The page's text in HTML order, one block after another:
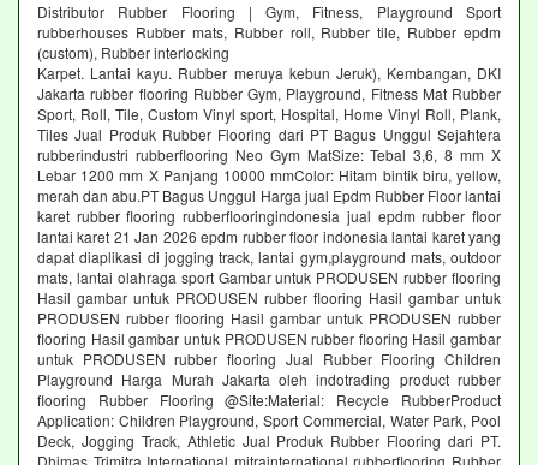
Distributor Rubber Flooring | Gym, Fitness, Playground Sport
rubberhouses Rubber mats, Rubber roll, Rubber tile, Rubber epdm
(custom), Rubber interlocking
Karpet. Lantai kayu. Rubber meruya kebun Jeruk), Kembangan, DKI
Jakarta rubber flooring Rubber Gym, Playground, Fitness Mat Rubber
Sport, Roll, Tile, Custom Vinyl sport, Hospital, Home Vinyl Roll, Plank,
Tiles Jual Produk Rubber Flooring dari PT Bagus Unggul Sejahtera
rubberindustri rubberflooring Neo Gym MatSize: Tebal 3,6, 8 mm X
Lebar 1200 mm X Panjang 10000 mmColor: Hitam bintik biru, yellow,
merah dan abu.PT Bagus Unggul Harga jual Epdm Rubber Floor lantai
karet rubber flooring rubberflooringindonesia jual epdm rubber floor
lantai karet 21 Jan 2026 epdm rubber floor indonesia lantai karet yang
dapat diaplikasi di jogging track, lantai gym,playground mats, outdoor
mats, lantai olahraga sport Gambar untuk PRODUSEN rubber flooring
Hasil gambar untuk PRODUSEN rubber flooring Hasil gambar untuk
PRODUSEN rubber flooring Hasil gambar untuk PRODUSEN rubber
flooring Hasil gambar untuk PRODUSEN rubber flooring Hasil gambar
untuk PRODUSEN rubber flooring Jual Rubber Flooring Children
Playground Harga Murah Jakarta oleh indotrading product rubber
flooring Rubber Flooring @Site:Material: Recycle RubberProduct
Application: Children Playground, Sport Commercial, Water Park, Pool
Deck, Jogging Track, Athletic Jual Produk Rubber Flooring dari PT.